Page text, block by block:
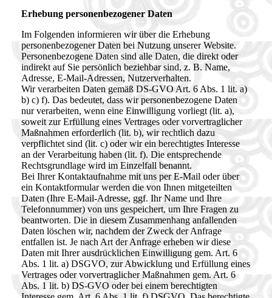
Erhebung personenbezogener Daten
Im Folgenden informieren wir über die Erhebung
personenbezogener Daten bei Nutzung unserer Website.
Personenbezogene Daten sind alle Daten, die direkt oder
indirekt auf Sie persönlich beziehbar sind, z. B. Name,
Adresse, E-Mail-Adressen, Nutzerverhalten.
Wir verarbeiten Daten gemäß DS-GVO Art. 6 Abs. 1 lit. a)
b) c) f). Das bedeutet, dass wir personenbezogene Daten
nur verarbeiten, wenn eine Einwilligung vorliegt (lit. a),
soweit zur Erfüllung eines Vertrages oder vorvertraglicher
Maßnahmen erforderlich (lit. b), wir rechtlich dazu
verpflichtet sind (lit. c) oder wir ein berechtigtes Interesse
an der Verarbeitung haben (lit. f). Die entsprechende
Rechtsgrundlage wird im Einzelfall benannt.
Bei Ihrer Kontaktaufnahme mit uns per E-Mail oder über
ein Kontaktformular werden die von Ihnen mitgeteilten
Daten (Ihre E-Mail-Adresse, ggf. Ihr Name und Ihre
Telefonnummer) von uns gespeichert, um Ihre Fragen zu
beantworten. Die in diesem Zusammenhang anfallenden
Daten löschen wir, nachdem der Zweck der Anfrage
entfallen ist. Je nach Art der Anfrage erheben wir diese
Daten mit Ihrer ausdrücklichen Einwilligung gem. Art. 6
Abs. 1 lit. a) DSGVO, zur Abwicklung und Erfüllung eines
Vertrages oder vorvertraglicher Maßnahmen gem. Art. 6
Abs. 1 lit. b) DS-GVO oder bei einem berechtigten